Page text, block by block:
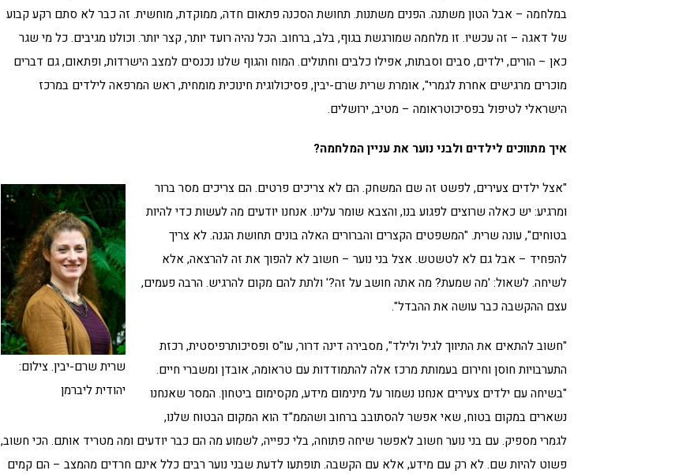
במלחמה – אבל הטון משתנה. הפנים משתנות. תחושת הסכנה פתאום חדה, ממוקדת, מוחשית. זה כבר לא סתם רקע קבוע
של דאגה – זה עכשיו. זו מלחמה שמורגשת בגוף, בלב, ברחוב. הכל נהיה רועד יותר, קצר יותר. וכולנו מגיבים. כל מי שגר
כאן – הורים, ילדים, סבים וסבתות, אפילו כלבים וחתולים. המוח והגוף שלנו נכנסים למצב הישרדות, ופתאום, גם דברים
מוכרים מרגישים אחרת לגמרי", אומרת שרית שרם-יבין, פסיכולוגית חינוכית מומחית, ראש המרפאה לילדים במרכז
הישראלי לטיפול בפסיכוטראומה – מטיב, ירושלים.
איך מתווכים לילדים ולבני נוער את עניין המלחמה?
שרית שרם-יבין. צילום:
יהודית ליברמן
"אצל ילדים צעירים, לפשט זה שם המשחק. הם לא צריכים פרטים. הם צריכים מסר ברור
ומרגיע: יש כאלה שרוצים לפגוע בנו, והצבא שומר עלינו. אנחנו יודעים מה לעשות כדי להיות
בטוחים", עונה שרית. "המשפטים הקצרים והברורים האלה בונים תחושת הגנה. לא צריך
להפחיד – אבל גם לא לטשטש. אצל בני נוער – חשוב לא להפוך את זה להרצאה, אלא
לשיחה. לשאול: 'מה שמעת? מה אתה חושב על זה?' ולתת להם מקום להרגיש. הרבה פעמים,
עצם ההקשבה כבר עושה את ההבדל".
"חשוב להתאים את התיווך לגיל ולילד", מסבירה דינה דרור, עו"ס ופסיכותרפיסטית, רכזת
התערבויות חוסן וחירום בעמותת מרכז אלה להתמודדות עם טראומה, אובדן ומשברי חיים.
"בשיחה עם ילדים צעירים אנחנו נשמור על מינימום מידע, מקסימום ביטחון. המסר שאנחנו
נשארים במקום בטוח, שאי אפשר להסתובב ברחוב ושהממ"ד הוא המקום הבטוח שלנו,
לגמרי מספיק. עם בני נוער חשוב לאפשר שיחה פתוחה, בלי כפייה, לשמוע מה הם כבר יודעים ומה מטריד אותם. הכי חשוב,
פשוט להיות שם. לא רק עם מידע, אלא עם הקשבה. תופתעו לדעת שבני נוער רבים כלל אינם חרדים מהמצב – הם קמים